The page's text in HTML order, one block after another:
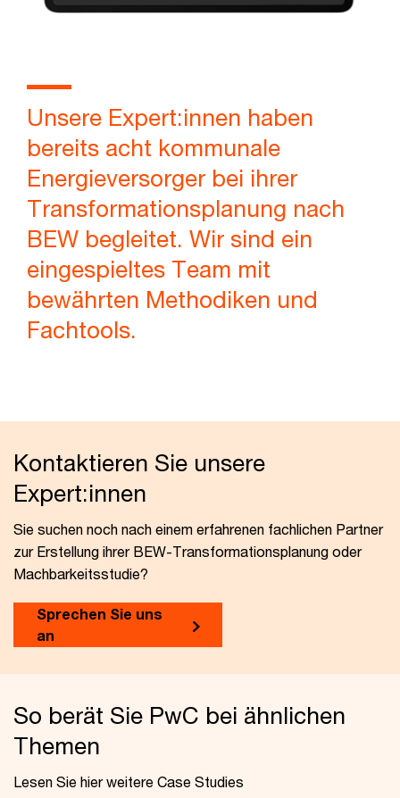
Unsere Expert:innen haben
bereits acht kommunale
Energieversorger bei ihrer
Transformationsplanung nach
BEW begleitet. Wir sind ein
eingespieltes Team mit
bewährten Methodiken und
Fachtools.
Kontaktieren Sie unsere
Expert:innen
Sie suchen noch nach einem erfahrenen fachlichen Partner
zur Erstellung ihrer BEW-Transformationsplanung oder
Machbarkeitsstudie?
Sprechen Sie uns
an
So berät Sie PwC bei ähnlichen
Themen
Lesen Sie hier weitere Case Studies